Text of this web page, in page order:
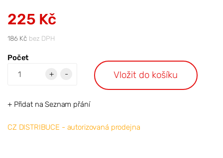
225 Kč
186 Kč bez DPH
Počet
+
- Vložit do košíku
+ Přidat na Seznam přání
CZ DISTRIBUCE - autorizovaná prodejna